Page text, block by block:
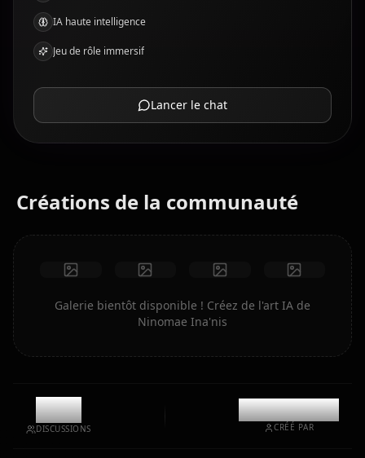
IA haute intelligence
Jeu de rôle immersif
Lancer le chat
Créations de la communauté
Galerie bientôt disponible ! Créez de l'art IA de
Ninomae Ina'nis
8.8k
DISCUSSIONS
@kinayymon
CRÉÉ PAR